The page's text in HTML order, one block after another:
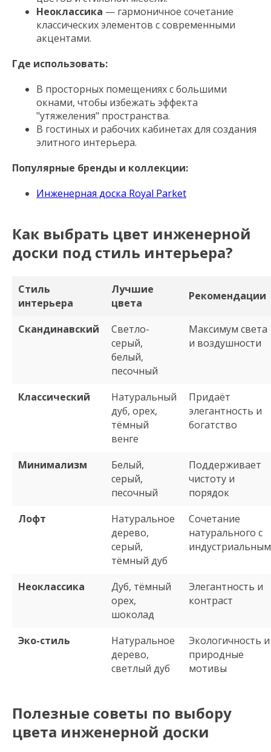
Неоклассика — гармоничное сочетание
классических элементов с современными
акцентами.
Где использовать:
В просторных помещениях с большими
окнами, чтобы избежать эффекта
"утяжеления" пространства.
В гостиных и рабочих кабинетах для создания
элитного интерьера.
Популярные бренды и коллекции:
Инженерная доска Royal Parket
Как выбрать цвет инженерной
доски под стиль интерьера?
Стиль
интерьера
Лучшие
цвета
Рекомендации
Скандинавский
Светло-
серый,
белый,
песочный
Максимум света
и воздушности
Классический
Натуральный
дуб, орех,
тёмный
венге
Придаёт
элегантность и
богатство
Минимализм
Белый,
серый,
песочный
Поддерживает
чистоту и
порядок
Лофт
Натуральное
дерево,
серый,
тёмный дуб
Сочетание
натурального с
индустриальным
Неоклассика
Дуб, тёмный
орех,
шоколад
Элегантность и
контраст
Эко-стиль
Натуральное
дерево,
светлый дуб
Экологичность и
природные
мотивы
Полезные советы по выбору
цвета инженерной доски